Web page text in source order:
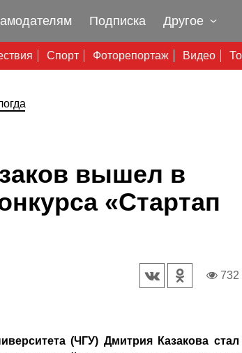
Спорт Фоторепортаж Видео
Подписка Другое
вышел в
«Стартап
732
(ЧГУ) Дмитрия Казакова стал